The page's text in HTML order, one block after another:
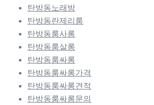
탄방동노래방
탄방동란제리룸
탄방동룸사롱
탄방동룸살롱
탄방동룸싸롱
탄방동룸싸롱가격
탄방동룸싸롱견적
탄방동룸싸롱문의